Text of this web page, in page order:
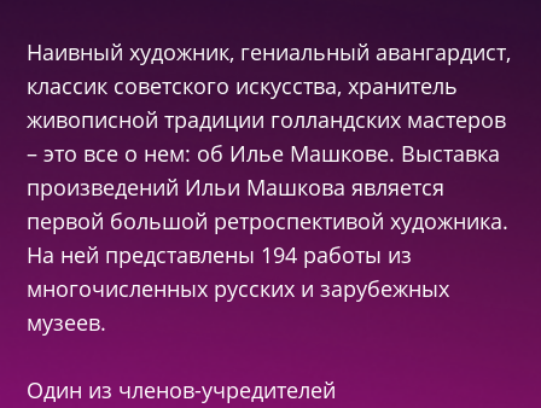
Наивный художник, гениальный авангардист,
классик советского искусства, хранитель
живописной традиции голландских мастеров
– это все о нем: об Илье Машкове. Выставка
произведений Ильи Машкова является
первой большой ретроспективой художника.
На ней представлены 194 работы из
многочисленных русских и зарубежных
музеев.
Один из членов-учредителей